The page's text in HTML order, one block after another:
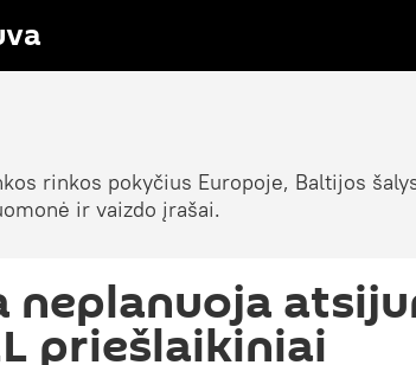
rinkos pokyčius Europoje, Baltijos
ir vaizdo įrašai.
neplanuoja
priešlaikiniai